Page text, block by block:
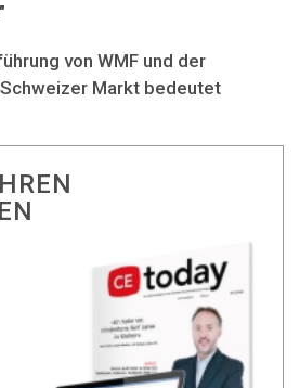
von WMF und der
Markt bedeutet